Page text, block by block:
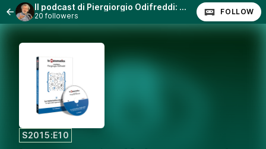
Il podcast di Piergiorgio Odifreddi: Lezioni e Conferenze.
20 followers FOLLOW
S2015:E10